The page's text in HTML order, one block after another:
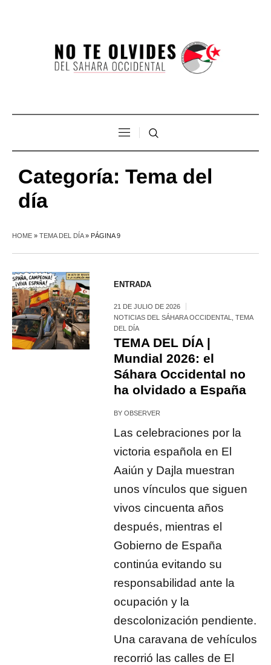
Categoría: Tema del
día
HOME » TEMA DEL DÍA» PÁGINA 9
ENTRADA
21 DE JULIO DE 2026
NOTICIAS DEL SÁHARA OCCIDENTAL
,TEMA
DEL DÍA
TEMA DEL DÍA |
Mundial 2026: el
Sáhara Occidental no
ha olvidado a España
BYOBSERVER
Las celebraciones por la
victoria española en El
Aaiún y Dajla muestran
unos vínculos que siguen
vivos cincuenta años
después, mientras el
Gobierno de España
continúa evitando su
responsabilidad ante la
ocupación y la
descolonización pendiente.
Una caravana de vehículos
recorrió las calles de El